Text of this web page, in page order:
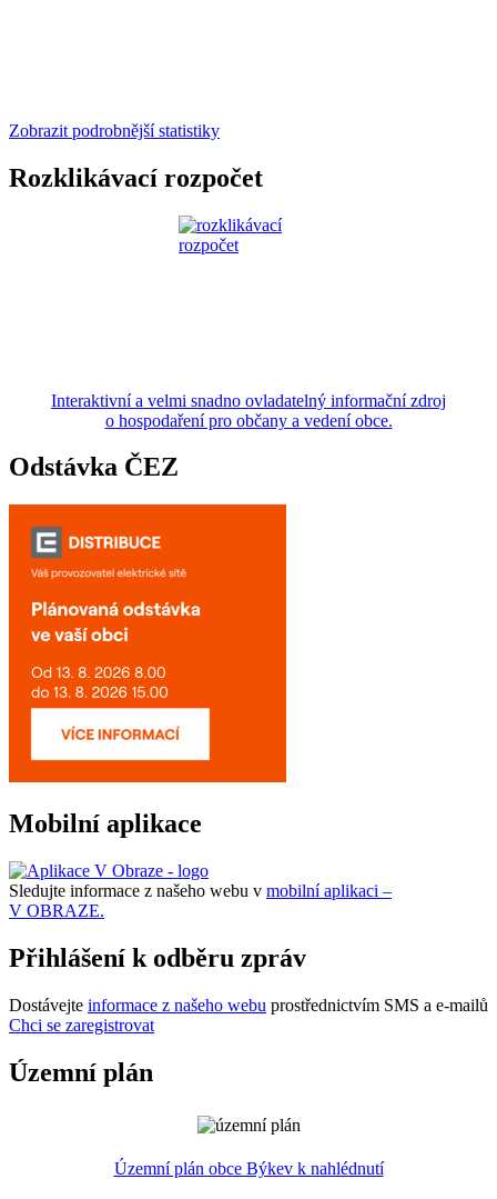
Zobrazit podrobnější statistiky
Rozklikávací rozpočet
Interaktivní a velmi snadno ovladatelný informační zdroj
o hospodaření pro občany a vedení obce.
Odstávka ČEZ
Mobilní aplikace
Sledujte informace z našeho webu v mobilní aplikaci –
V OBRAZE.
Přihlášení k odběru zpráv
Dostávejte informace z našeho webu prostřednictvím SMS a e-mailů
Chci se zaregistrovat
Územní plán
Územní plán obce Býkev k nahlédnutí